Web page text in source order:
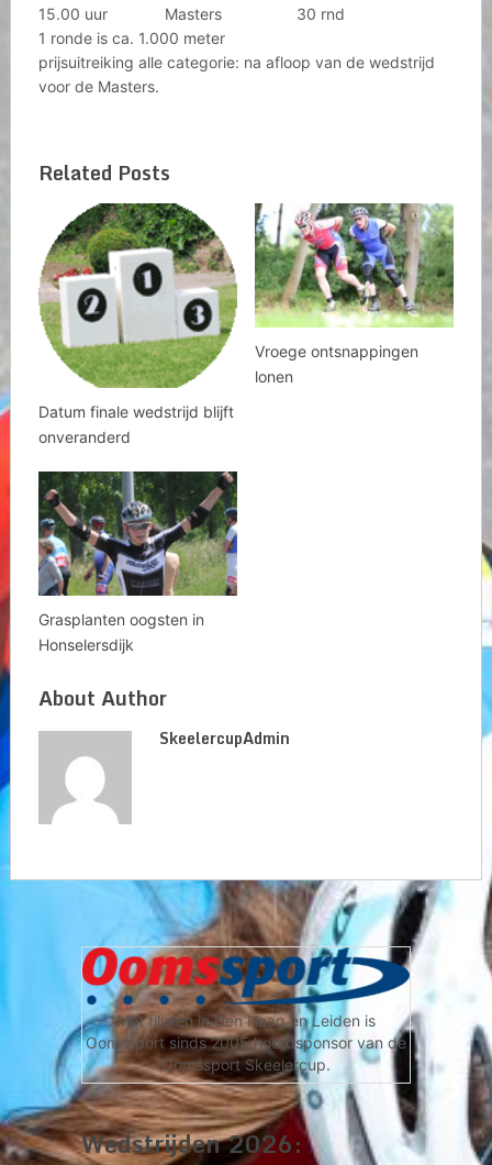
15.00 uur Masters 30 rnd
1 ronde is ca. 1.000 meter
prijsuitreiking alle categorie: na afloop van de wedstrijd
voor de Masters.
Related Posts
Datum finale wedstrijd blijft
onveranderd
Vroege ontsnappingen
lonen
Grasplanten oogsten in
Honselersdijk
About Author
SkeelercupAdmin
Met filialen in Den Haag en Leiden is
Oomssport sinds 2005 hoofdsponsor van de
Oomssport Skeelercup.
Wedstrijden 2026: